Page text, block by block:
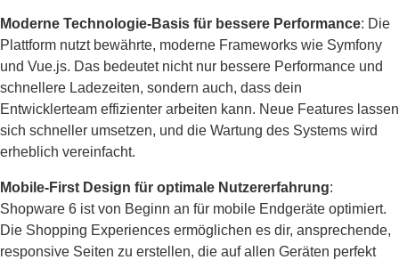
Moderne Technologie-Basis für bessere Performance: Die
Plattform nutzt bewährte, moderne Frameworks wie Symfony
und Vue.js. Das bedeutet nicht nur bessere Performance und
schnellere Ladezeiten, sondern auch, dass dein
Entwicklerteam effizienter arbeiten kann. Neue Features lassen
sich schneller umsetzen, und die Wartung des Systems wird
erheblich vereinfacht.
Mobile-First Design für optimale Nutzererfahrung:
Shopware 6 ist von Beginn an für mobile Endgeräte optimiert.
Die Shopping Experiences ermöglichen es dir, ansprechende,
responsive Seiten zu erstellen, die auf allen Geräten perfekt